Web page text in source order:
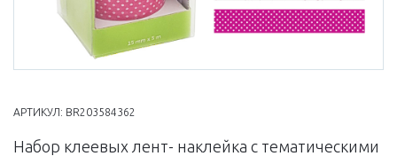
АРТИКУЛ: BR203584362
Набор клеевых лент- наклейка с тематическими